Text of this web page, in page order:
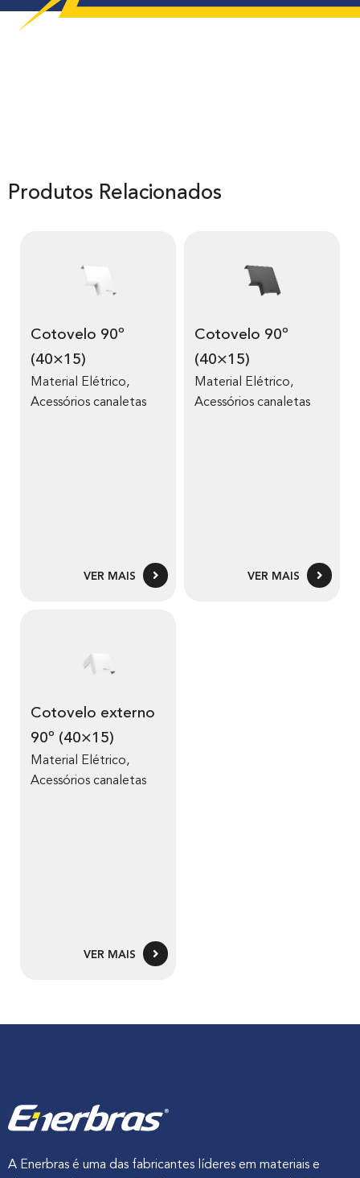
Produtos Relacionados
Cotovelo 90º
(40×15)
Material Elétrico,
Acessórios canaletas
VER MAIS
Cotovelo 90º
(40×15)
Material Elétrico,
Acessórios canaletas
VER MAIS
Cotovelo externo
90º (40×15)
Material Elétrico,
Acessórios canaletas
VER MAIS
A Enerbras é uma das fabricantes líderes em materiais e